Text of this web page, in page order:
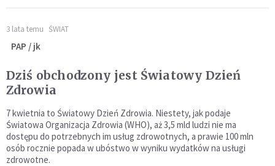
3 lata temu ŚWIAT
PAP / jk
Dziś obchodzony jest Światowy Dzień
Zdrowia
7 kwietnia to Światowy Dzień Zdrowia. Niestety, jak podaje
Światowa Organizacja Zdrowia (WHO), aż 3,5 mld ludzi nie ma
dostępu do potrzebnych im usług zdrowotnych, a prawie 100 mln
osób rocznie popada w ubóstwo w wyniku wydatków na usługi
zdrowotne.